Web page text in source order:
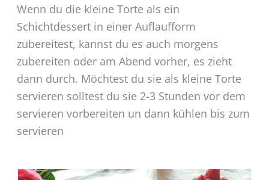
Wenn du die kleine Torte als ein
Schichtdessert in einer Auflaufform
zubereitest, kannst du es auch morgens
zubereiten oder am Abend vorher, es zieht
dann durch. Möchtest du sie als kleine Torte
servieren solltest du sie 2-3 Stunden vor dem
servieren vorbereiten un dann kühlen bis zum
servieren